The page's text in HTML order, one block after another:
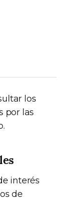
los
por las
interés
de